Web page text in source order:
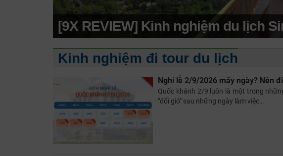
[9X REVIEW] Kinh nghiệm du lịch
Kinh nghiệm đi tour du lịch
Nghỉ lễ 2/9/2026 mấy ngày? Nên
Quốc khánh 2/9 luôn là một trong
"đổi gió" sau những ngày làm việc…
TƯ